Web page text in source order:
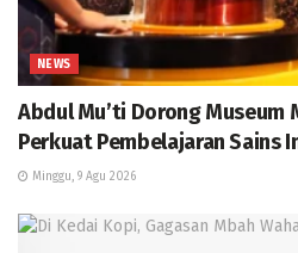
NEWS
Abdul Mu’ti Dorong Museum
Perkuat Pembelajaran Sains
Minggu, 9 Agu 2026